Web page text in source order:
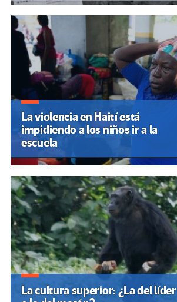
La violencia en Haití está
impidiendo a los niños ir a la
escuela
La cultura superior: ¿La del líder